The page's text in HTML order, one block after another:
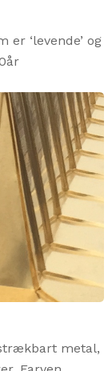
‘levende’ og
metal,